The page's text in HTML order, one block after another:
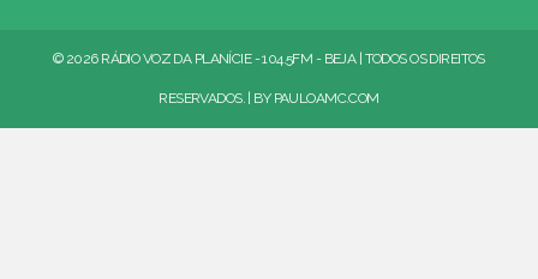
© 2026 RÁDIO VOZ DA PLANÍCIE - 104.5FM - BEJA | TODOS OS DIREITOS
RESERVADOS. | BY PAULOAMC.COM